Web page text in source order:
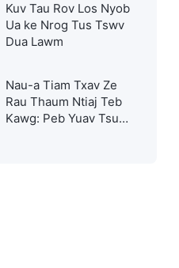
Kuv Tau Rov Los Nyob
Ua ke Nrog Tus Tswv
Dua Lawm
Nau-a Tiam Txav Ze
Rau Thaum Ntiaj Teb
Kawg: Peb Yuav Tsum